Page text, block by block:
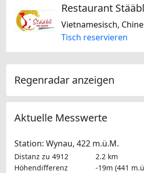
Restaurant
Tisch reservieren
Regenradar anzeigen
Aktuelle Messwerte
Station: Wynau, 422 m.ü.M.
Distanz zu 4912
2.2 km
Höhendifferenz
-19m (441